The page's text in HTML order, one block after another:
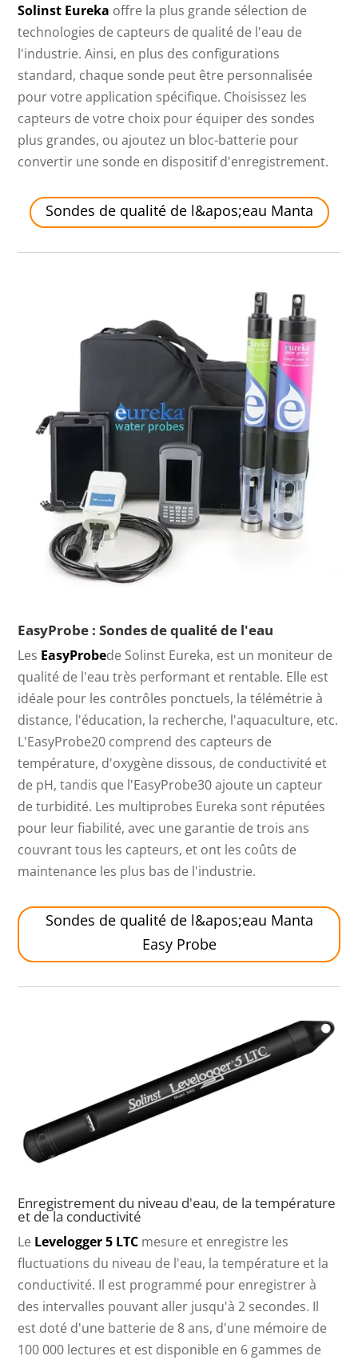
Solinst Eureka offre la plus grande sélection de
technologies de capteurs de qualité de l'eau de
l'industrie. Ainsi, en plus des configurations
standard, chaque sonde peut être personnalisée
pour votre application spécifique. Choisissez les
capteurs de votre choix pour équiper des sondes
plus grandes, ou ajoutez un bloc-batterie pour
convertir une sonde en dispositif d'enregistrement.
Sondes de qualité de l&apos;eau Manta
EasyProbe : Sondes de qualité de l'eau
Les EasyProbede Solinst Eureka, est un moniteur de
qualité de l'eau très performant et rentable. Elle est
idéale pour les contrôles ponctuels, la télémétrie à
distance, l'éducation, la recherche, l'aquaculture, etc.
L'EasyProbe20 comprend des capteurs de
température, d'oxygène dissous, de conductivité et
de pH, tandis que l'EasyProbe30 ajoute un capteur
de turbidité. Les multiprobes Eureka sont réputées
pour leur fiabilité, avec une garantie de trois ans
couvrant tous les capteurs, et ont les coûts de
maintenance les plus bas de l'industrie.
Sondes de qualité de l&apos;eau Manta
Easy Probe
Enregistrement du niveau d'eau, de la température
et de la conductivité
Le Levelogger 5 LTC mesure et enregistre les
fluctuations du niveau de l'eau, la température et la
conductivité. Il est programmé pour enregistrer à
des intervalles pouvant aller jusqu'à 2 secondes. Il
est doté d'une batterie de 8 ans, d'une mémoire de
100 000 lectures et est disponible en 6 gammes de